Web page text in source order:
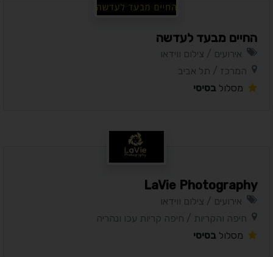
החיים מבעד לעדשה
אירועים / צילום ווידאו
המרכז / תל אביב
מסלול בסיסי
LaVie Photography
אירועים / צילום ווידאו
חיפה והקריות / חיפה קריות עכו ונהריה
מסלול בסיסי